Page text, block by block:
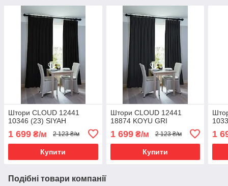
Штори CLOUD 12441
10346 (23) SIYAH
1 699 ₴/м 2 123 ₴/м
Купити
Штори CLOUD 12441
18874 KOYU GRI
1 699₴/м 2 123 ₴/м
Купити
1
Подібні товари компанії